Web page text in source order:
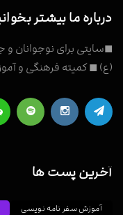
درباره ما بیشتر
◼سایتی برای نوجوانان و
(ع) ◼ کمیته فرهنگی و
آخرین پست ها
آموزش سفر نامه نویسی